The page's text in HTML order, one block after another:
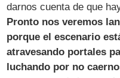
darnos cuenta de que
Pronto nos veremos
porque el escenario
atravesando portales
luchando por no